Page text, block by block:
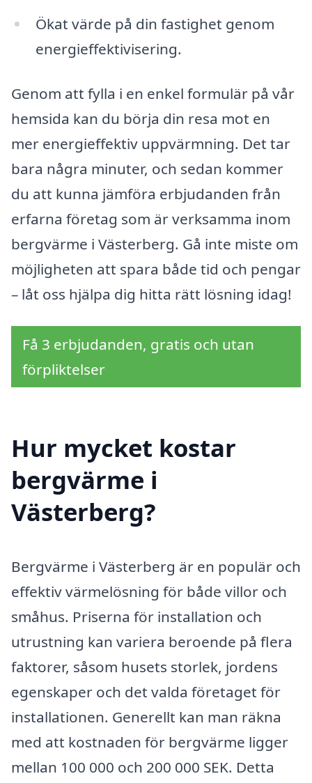
Ökat värde på din fastighet genom
energieffektivisering.
Genom att fylla i en enkel formulär på vår
hemsida kan du börja din resa mot en
mer energieffektiv uppvärmning. Det tar
bara några minuter, och sedan kommer
du att kunna jämföra erbjudanden från
erfarna företag som är verksamma inom
bergvärme i Västerberg. Gå inte miste om
möjligheten att spara både tid och pengar
– låt oss hjälpa dig hitta rätt lösning idag!
Få 3 erbjudanden, gratis och utan
förpliktelser
Hur mycket kostar
bergvärme i
Västerberg?
Bergvärme i Västerberg är en populär och
effektiv värmelösning för både villor och
småhus. Priserna för installation och
utrustning kan variera beroende på flera
faktorer, såsom husets storlek, jordens
egenskaper och det valda företaget för
installationen. Generellt kan man räkna
med att kostnaden för bergvärme ligger
mellan 100 000 och 200 000 SEK. Detta